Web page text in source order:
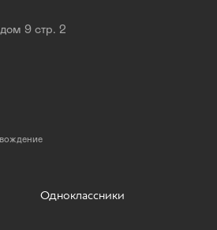
9 стр. 2
Одноклассники